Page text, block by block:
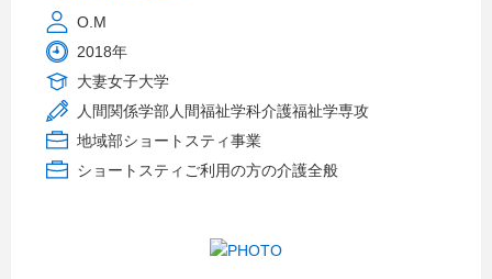
O.M
2018年
大妻女子大学
人間関係学部人間福祉学科介護福祉学専攻
地域部ショートスティ事業
ショートスティご利用の方の介護全般